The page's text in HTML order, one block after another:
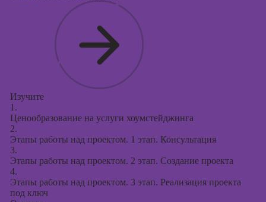
Изучите
1.
Ценообразование на услуги хоумстейджинга
2.
Этапы работы над проектом. 1 этап. Консультация
3.
Этапы работы над проектом. 2 этап. Создание проекта
4.
Этапы работы над проектом. 3 этап. Реализация проекта
под ключ